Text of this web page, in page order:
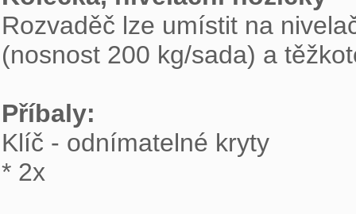
Rozvaděč lze umístit na
(nosnost 200 kg/sada) a
Příbaly:
Klíč - odnímatelné kryty
* 2x